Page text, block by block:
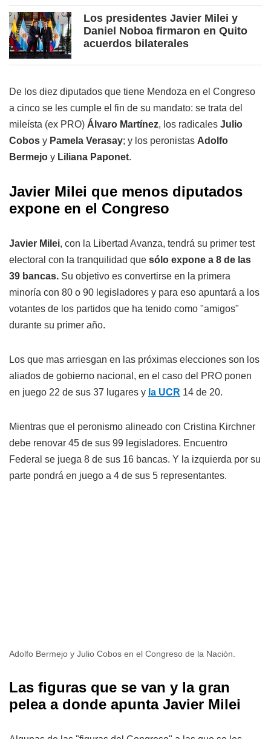
Los presidentes Javier Milei y
Daniel Noboa firmaron en Quito
acuerdos bilaterales
De los diez diputados que tiene Mendoza en el Congreso
a cinco se les cumple el fin de su mandato: se trata del
mileísta (ex PRO) Álvaro Martínez, los radicales Julio
Cobos y Pamela Verasay; y los peronistas Adolfo
Bermejo y Liliana Paponet.
Javier Milei que menos diputados
expone en el Congreso
Javier Milei, con la Libertad Avanza, tendrá su primer test
electoral con la tranquilidad que sólo expone a 8 de las
39 bancas. Su objetivo es convertirse en la primera
minoría con 80 o 90 legisladores y para eso apuntará a los
votantes de los partidos que ha tenido como "amigos"
durante su primer año.
Los que mas arriesgan en las próximas elecciones son los
aliados de gobierno nacional, en el caso del PRO ponen
en juego 22 de sus 37 lugares y la UCR 14 de 20.
Mientras que el peronismo alineado con Cristina Kirchner
debe renovar 45 de sus 99 legisladores. Encuentro
Federal se juega 8 de sus 16 bancas. Y la izquierda por su
parte pondrá en juego a 4 de sus 5 representantes.
Adolfo Bermejo y Julio Cobos en el Congreso de la Nación.
Las figuras que se van y la gran
pelea a donde apunta Javier Milei